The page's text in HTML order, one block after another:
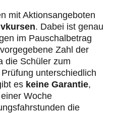
mit Aktionsangeboten
. Dabei ist genau
im Pauschalbetrag
Zahl der
die Schüler zum
unterschiedlich
es keine Garantie,
Woche
die